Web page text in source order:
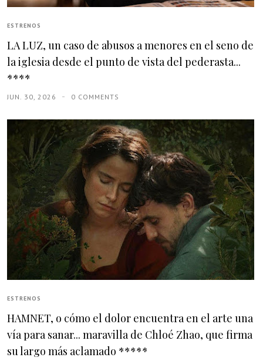
ESTRENOS
LA LUZ, un caso de abusos a menores en el seno de
la iglesia desde el punto de vista del pederasta...
****
JUN. 30, 2026 0 COMMENTS
ESTRENOS
HAMNET, o cómo el dolor encuentra en el arte una
vía para sanar... maravilla de Chloé Zhao, que firma
su largo más aclamado *****